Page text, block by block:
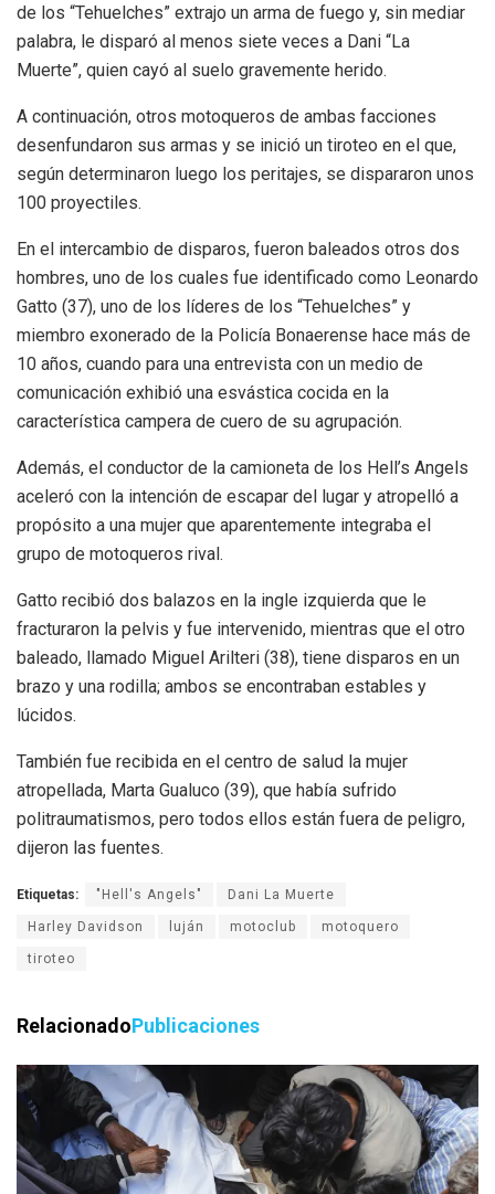
de los “Tehuelches” extrajo un arma de fuego y, sin mediar
palabra, le disparó al menos siete veces a Dani “La
Muerte”, quien cayó al suelo gravemente herido.
A continuación, otros motoqueros de ambas facciones
desenfundaron sus armas y se inició un tiroteo en el que,
según determinaron luego los peritajes, se dispararon unos
100 proyectiles.
En el intercambio de disparos, fueron baleados otros dos
hombres, uno de los cuales fue identificado como Leonardo
Gatto (37), uno de los líderes de los “Tehuelches” y
miembro exonerado de la Policía Bonaerense hace más de
10 años, cuando para una entrevista con un medio de
comunicación exhibió una esvástica cocida en la
característica campera de cuero de su agrupación.
Además, el conductor de la camioneta de los Hell’s Angels
aceleró con la intención de escapar del lugar y atropelló a
propósito a una mujer que aparentemente integraba el
grupo de motoqueros rival.
Gatto recibió dos balazos en la ingle izquierda que le
fracturaron la pelvis y fue intervenido, mientras que el otro
baleado, llamado Miguel Arilteri (38), tiene disparos en un
brazo y una rodilla; ambos se encontraban estables y
lúcidos.
También fue recibida en el centro de salud la mujer
atropellada, Marta Gualuco (39), que había sufrido
politraumatismos, pero todos ellos están fuera de peligro,
dijeron las fuentes.
Etiquetas: "Hell's Angels" Dani La Muerte
Harley Davidson luján motoclub motoquero
tiroteo
RelacionadoPublicaciones